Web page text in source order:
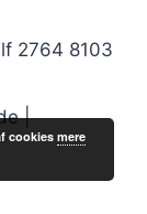
2764 8103
|
cookies mere